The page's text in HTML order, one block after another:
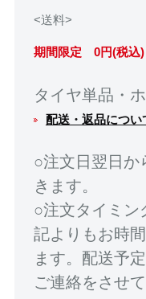
<送料>
期間限定 0円(税込)
タイヤ単品・
配送・返品につい
○注文日翌日か
きます。
○注文タイミン
記よりもお時
ます。配送予
ご連絡をさせ